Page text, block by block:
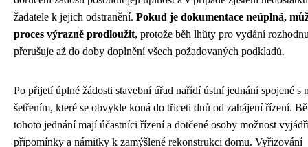
žadatele k jejich odstranění. Pokud je dokumentace neúplná,
proces výrazně prodloužit, protože běh lhůty pro vydání
přerušuje až do doby doplnění všech požadovaných podkladů.
Po přijetí úplné žádosti stavební úřad nařídí ústní jednání spojené s
šetřením, které se obvykle koná do třiceti dnů od zahájení řízení.
tohoto jednání mají účastníci řízení a dotčené osoby možnost
připomínky a námitky k zamýšlené rekonstrukci domu. Vyřizování